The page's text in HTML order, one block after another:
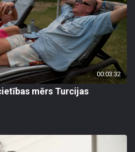
00:03:32
mērs Turcijas